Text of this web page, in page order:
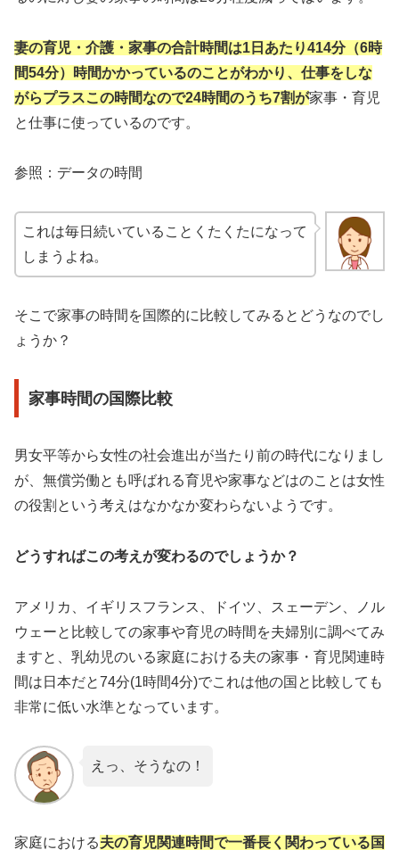
妻の育児・介護・家事の合計時間は1日あたり414分（6時
間54分）時間かかっているのことがわかり、仕事をしな
がらプラスこの時間なので24時間のうち7割が家事・育児
と仕事に使っているのです。
参照：データの時間
これは毎日続いていることくたくたになって
しまうよね。
そこで家事の時間を国際的に比較してみるとどうなのでし
ょうか？
家事時間の国際比較
男女平等から女性の社会進出が当たり前の時代になりまし
が、無償労働とも呼ばれる育児や家事などはのことは女性
の役割という考えはなかなか変わらないようです。
どうすればこの考えが変わるのでしょうか？
アメリカ、イギリスフランス、ドイツ、スェーデン、ノル
ウェーと比較しての家事や育児の時間を夫婦別に調べてみ
ますと、乳幼児のいる家庭における夫の家事・育児関連時
間は日本だと74分(1時間4分)でこれは他の国と比較しても
非常に低い水準となっています。
えっ、そうなの！
家庭における夫の育児関連時間で一番長く関わっている国